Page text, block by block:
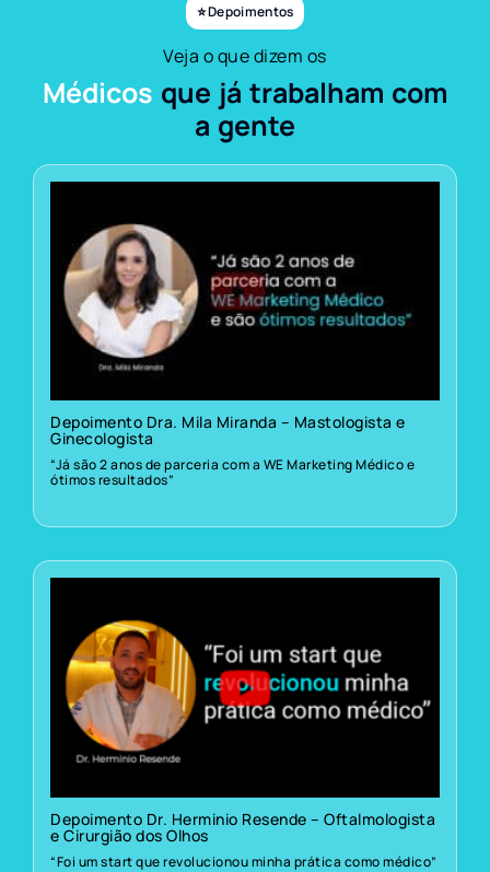
⭐ Depoimentos
Veja o que dizem os
Médicos que já trabalham com
a gente
Depoimento Dra. Mila Miranda – Mastologista e
Ginecologista
“Já são 2 anos de parceria com a WE Marketing Médico e
ótimos resultados”
Depoimento Dr. Herminio Resende – Oftalmologista
e Cirurgião dos Olhos
“Foi um start que revolucionou minha prática como médico”